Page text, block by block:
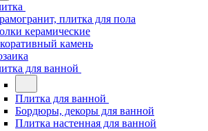
плитка для пола
керамические
камень
для ванной
Плитка для ванной
Бордюры, декоры для ванной
Плитка настенная для ванной